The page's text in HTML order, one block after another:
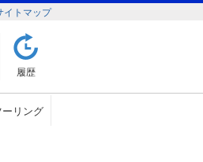
イトマップ
履歴
リング